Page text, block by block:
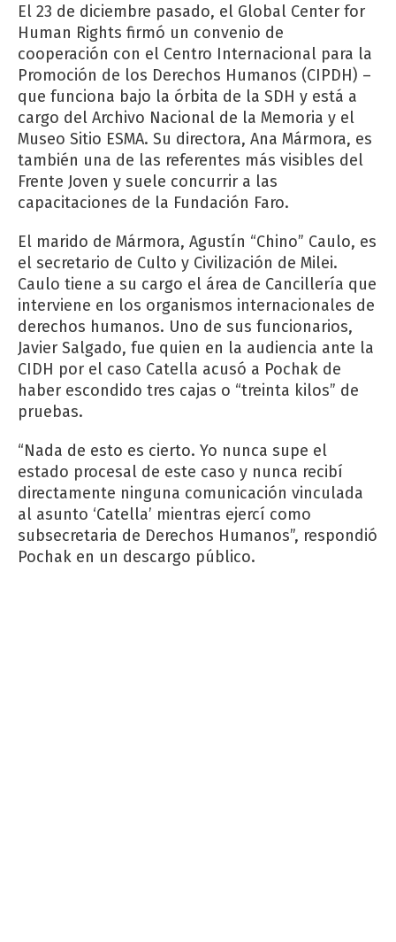
El 23 de diciembre pasado, el Global Center for
Human Rights firmó un convenio de
cooperación con el Centro Internacional para la
Promoción de los Derechos Humanos (CIPDH) –
que funciona bajo la órbita de la SDH y está a
cargo del Archivo Nacional de la Memoria y el
Museo Sitio ESMA. Su directora, Ana Mármora, es
también una de las referentes más visibles del
Frente Joven y suele concurrir a las
capacitaciones de la Fundación Faro.
El marido de Mármora, Agustín “Chino” Caulo, es
el secretario de Culto y Civilización de Milei.
Caulo tiene a su cargo el área de Cancillería que
interviene en los organismos internacionales de
derechos humanos. Uno de sus funcionarios,
Javier Salgado, fue quien en la audiencia ante la
CIDH por el caso Catella acusó a Pochak de
haber escondido tres cajas o “treinta kilos” de
pruebas.
“Nada de esto es cierto. Yo nunca supe el
estado procesal de este caso y nunca recibí
directamente ninguna comunicación vinculada
al asunto ‘Catella’ mientras ejercí como
subsecretaria de Derechos Humanos”, respondió
Pochak en un descargo público.